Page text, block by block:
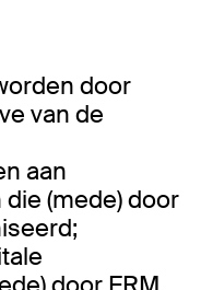
door
van de
aan
(mede) door